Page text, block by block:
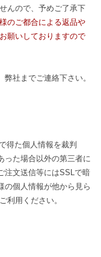
んので、予めご了承下
のご都合による返品や
願いしておりますので
社までご連絡下さい。
得た個人情報を裁判
った場合以外の第三者に
注文送信等にはSSLで暗
の個人情報が他から見ら
利用ください。